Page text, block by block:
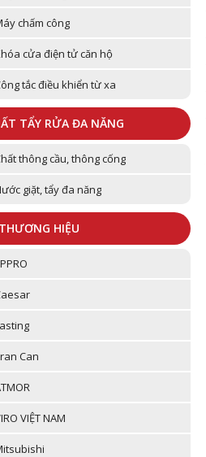
chấm công
cửa điện tử căn hộ
tắc điều khiển từ xa
TẨY RỬA ĐA NĂNG
thông cầu, thông cống
giặt, tẩy đa năng
HIỆU
Can
VIỆT NAM